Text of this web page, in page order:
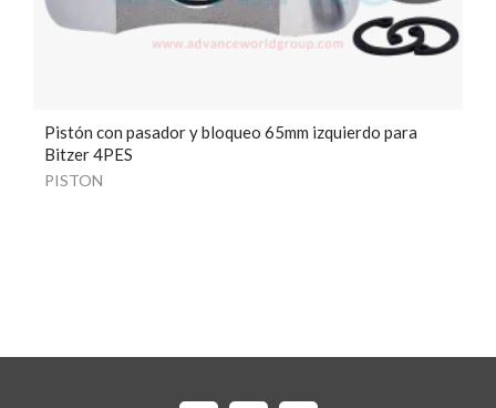
Pistón con pasador y bloqueo 65mm izquierdo para
Bitzer 4PES
PISTON